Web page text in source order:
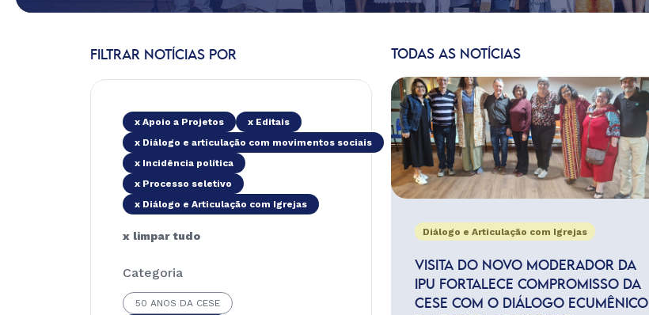
FILTRAR NOTÍCIAS POR
x Apoio a Projetos
x Editais
x Diálogo e articulação com movimentos sociais
x Incidência política
x Processo seletivo
x Diálogo e Articulação com Igrejas
x limpar tudo
Categoria
50 ANOS DA CESE
TODAS AS NOTÍCIAS
Diálogo e Articulação com Igrejas
VISITA DO NOVO MODERADOR DA
IPU FORTALECE COMPROMISSO DA
CESE COM O DIÁLOGO ECUMÊNICO